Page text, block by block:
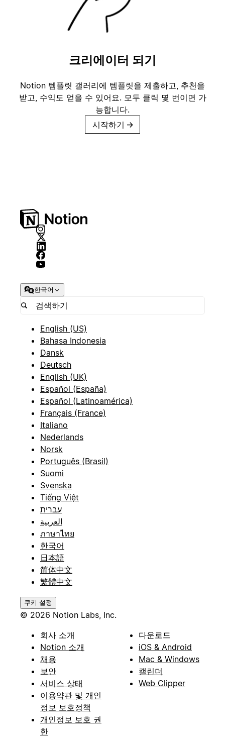
크리에이터 되기
Notion 템플릿 갤러리에 템플릿을 제출하고, 추천을
받고, 수익도 얻을 수 있어요. 모두 클릭 몇 번이면 가
능합니다.
시작하기 →
한국어
English (US)
Bahasa Indonesia
Dansk
Deutsch
English (UK)
Español (España)
Español (Latinoamérica)
Français (France)
Italiano
Nederlands
Norsk
Português (Brasil)
Suomi
Svenska
Tiếng Việt
עברית
العربية
ภาษาไทย
한국어
日本語
简体中文
繁體中文
쿠키 설정
© 2026 Notion Labs, Inc.
회사 소개
Notion 소개
채용
보안
서비스 상태
이용약관 및 개인
정보 보호정책
개인정보 보호 권
한
다운로드
iOS & Android
Mac & Windows
캘린더
Web Clipper